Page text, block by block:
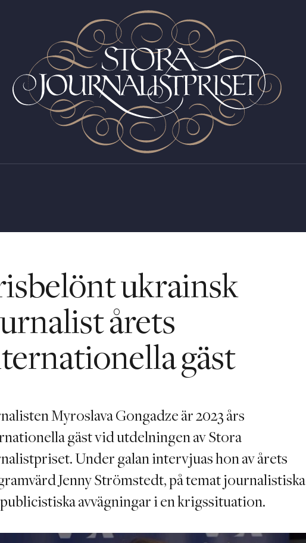
ukrainsk
årets
gäst
Myroslava Gongadze är 2023 års
gäst vid utdelningen av Stora
Under galan intervjuas hon av årets
Jenny Strömstedt, på temat journalistiska
avvägningar i en krigssituation.